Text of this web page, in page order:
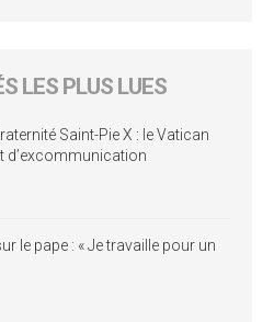
LES PLUS LUES
Saint-Pie X : le Vatican
d’excommunication
le pape : « Je travaille pour un